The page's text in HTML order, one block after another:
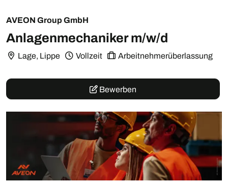
AVEON Group GmbH
Anlagenmechaniker m/w/d
Lage, Lippe Vollzeit Arbeitnehmerüberlassung
Bewerben